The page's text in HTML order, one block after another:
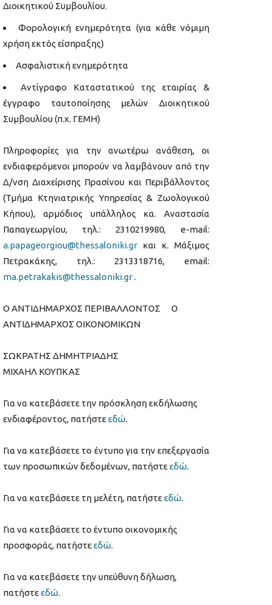
Διοικητικού Συμβουλίου.
Φορολογική ενημερότητα (για κάθε νόμιμη
χρήση εκτός είσπραξης)
Ασφαλιστική ενημερότητα
Αντίγραφο Καταστατικού της εταιρίας &
έγγραφο ταυτοποίησης μελών Διοικητικού
Συμβουλίου (π.χ. ΓΕΜΗ)
Πληροφορίες για την ανωτέρω ανάθεση, οι
ενδιαφερόμενοι μπορούν να λαμβάνουν από την
Δ/νση Διαχείρισης Πρασίνου και Περιβάλλοντος
(Τμήμα Κτηνιατρικής Υπηρεσίας & Ζωολογικού
Κήπου), αρμόδιος υπάλληλος κα. Αναστασία
Παπαγεωργίου, τηλ.: 2310219980, e-mail:
a.papageorgiou@thessaloniki.gr και κ. Μάξιμος
Πετρακάκης, τηλ.: 2313318716, email:
ma.petrakakis@thessaloniki.gr.
Ο ΑΝΤΙΔΗΜΑΡΧΟΣ ΠΕΡΙΒΑΛΛΟΝΤΟΣ Ο
ΑΝΤΙΔΗΜΑΡΧΟΣ ΟΙΚΟΝΟΜΙΚΩΝ
ΣΩΚΡΑΤΗΣ ΔΗΜΗΤΡΙΑΔΗΣ
ΜΙΧΑΗΛ ΚΟΥΠΚΑΣ
Για να κατεβάσετε την πρόσκληση εκδήλωσης
ενδιαφέροντος, πατήστεεδώ.
Για να κατεβάσετε το έντυπο για την επεξεργασία
των προσωπικών δεδομένων, πατήστεεδώ.
Για να κατεβάσετε τη μελέτη, πατήστεεδώ.
Για να κατεβάσετε το έντυπο οικονομικής
προσφοράς, πατήστεεδώ.
Για να κατεβάσετε την υπεύθυνη δήλωση,
πατήστεεδώ.